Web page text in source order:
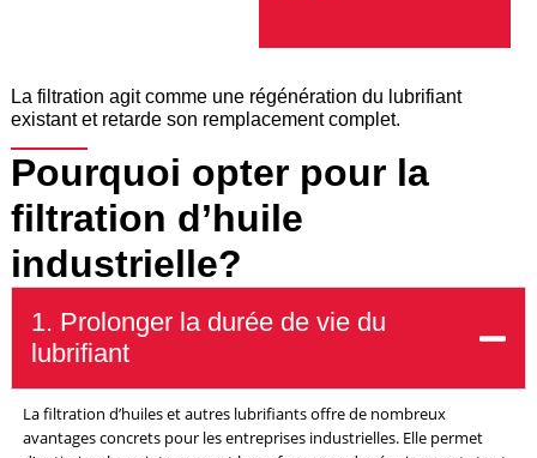
La filtration agit comme une régénération du lubrifiant
existant et retarde son remplacement complet.
Pourquoi opter pour la
filtration d’huile
industrielle?
1. Prolonger la durée de vie du
lubrifiant
La filtration d’huiles et autres lubrifiants offre de nombreux
avantages concrets pour les entreprises industrielles. Elle permet